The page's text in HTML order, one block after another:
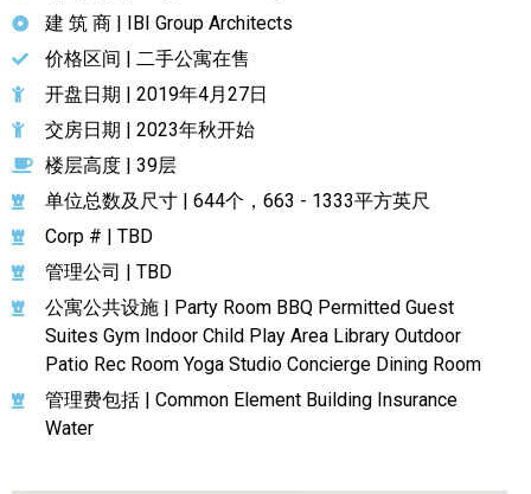
建 筑 商 | IBI Group Architects
价格区间 | 二手公寓在售
开盘日期 | 2019年4月27日
交房日期 | 2023年秋开始
楼层高度 | 39层
单位总数及尺寸 | 644个，663 - 1333平方英尺
Corp # | TBD
管理公司 | TBD
公寓公共设施 | Party Room BBQ Permitted Guest
Suites Gym Indoor Child Play Area Library Outdoor
Patio Rec Room Yoga Studio Concierge Dining Room
管理费包括 | Common Element Building Insurance
Water